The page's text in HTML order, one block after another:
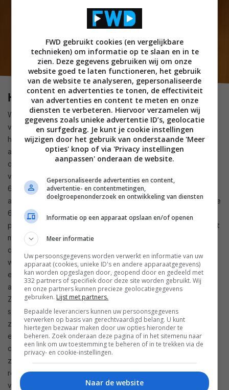
Hoogfrequent absorptiemateriaal
Wat de Zanden en dus ook de 6000 geïntegreerde
versterker de afgelopen tien jaar van de concurrentie mede
heeft onderscheiden, is het gebruik van het bijzonder
absorptie materiaal wat EMI/RFI en HF-ruis verregaand
onderdrukt. Ik heb het dan over de zogenaamde Pulshut
vezels van de Japanse fabrikant Asahi Kasei. Terwijl in de
6000 nog bijna alle componenten met deze mysterieus
aandoende grijsachtige dunne stof zijn omwikkeld, is dit bij de
6000F meer gericht en selectief gedaan. Dus op bepaalde
plaatsen bewust minder gedempt en op andere plaatsen juist
meer. De harde afdekkingskapjes die over bepaalde
componenten zijn geplaatst zijn hier stille getuigen van en
werken volgens Kazutoshi als zogenaamde
elektromagnetische golf absorbers. Het is een verdere
aanvulling op het Pulshut materiaal en geheel in lijn met het
Zanden streven om de stoorinvloeden zoveel mogelijk te
sturen en minimaliseren. Wanneer we naar de 6000F kijken,
zien we net als bij alle andere Zanden producten, weer die
extreme aandacht voor ieder detail terug. Neem alleen al de
optimaal middels een juiste richting geplaatste componenten
zoals condensatoren binnen het apparaat en de ‘kooi’ van
roestvaststaal rond de elektronica. Deze zorgt mede
vanwege zijn afscherming voor de enorme rust, de opvallend
FWD gebruikt cookies (en vergelijkbare
technieken) om informatie op te slaan en in te
zien. Deze gegevens gebruiken wij om onze
website goed te laten functioneren, het gebruik
van de website te analyseren, gepersonaliseerde
content en advertenties te tonen, de effectiviteit
van advertenties en content te meten en onze
diensten te verbeteren. Hiervoor verzamelen wij
gegevens zoals unieke advertentie ID’s, geolocatie
en surfgedrag. Je kunt je cookie instellingen
wijzigen door het gebruik van onderstaande 'Meer
opties' knop of via 'Privacy instellingen
aanpassen' onderaan de website.
Gepersonaliseerde advertenties en content,
advertentie- en contentmetingen,
doelgroepenonderzoek en ontwikkeling van diensten
Informatie op een apparaat opslaan en/of openen
Meer informatie
Uw persoonsgegevens worden verwerkt en informatie van uw
apparaat (cookies, unieke ID's en andere apparaatgegevens)
kan worden opgeslagen door, geopend door en gedeeld met
332 partners of specifiek door deze site worden gebruikt. Wij
en onze partners kunnen precieze geolocatiegegevens
gebruiken. Lijst met partners.
Bepaalde leveranciers kunnen uw persoonsgegevens
verwerken op basis van gerechtvaardigd belang. U kunt
hiertegen bezwaar maken door uw opties hieronder te
beheren. Zoek onderaan deze pagina of in het sitemenu naar
een link om uw toestemming te beheren of in te trekken via de
privacy- en cookie-instellingen.
Naar de website